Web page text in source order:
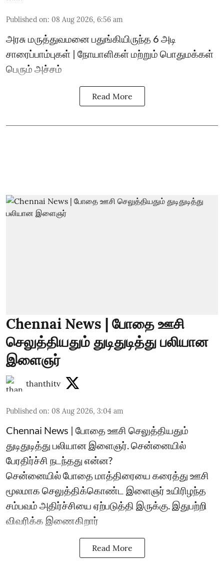
Published on: 08 Aug 2026, 6:56 am
அரசு மருத்துவமனை பதுங்கியிருந்த 6 அடி
சாரைப்பாம்புகள் | நோயாளிகள் மற்றும் பொதுமக்கள்
பெரும் அச்சம்
Read More
Chennai News | போதை ஊசி
செலுத்தியதும் துடிதுடித்து பலியான
இளைஞர்
thanthitv
Published on: 08 Aug 2026, 3:04 am
Chennai News | போதை ஊசி செலுத்தியதும்
துடிதுடித்து பலியான இளைஞர். சென்னையில்
பேரதிர்ச்சி நடந்தது என்ன?
சென்னையில் போதை மாத்திரையை கரைத்து ஊசி
மூலமாக செலுத்திக்கொண்ட இளைஞர் உயிரிழந்த
சம்பவம் அதிர்ச்சியை ஏற்படுத்தி இருக்கு. இதுபற்றி
விவரிக்க இணைகிறார்
Read More